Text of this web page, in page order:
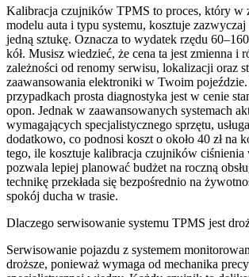
Kalibracja czujników TPMS to proces, który w
modelu auta i typu systemu, kosztuje zazwyczaj
jedną sztukę. Oznacza to wydatek rzędu
kół. Musisz wiedzieć, że cena ta jest zmienna i
zależności od renomy serwisu, lokalizacji oraz
zaawansowania elektroniki w Twoim
przypadkach prosta diagnostyka jest w cenie
opon. Jednak w zaawansowanych systemach
wymagających specjalistycznego sprzętu,
dodatkowo, co podnosi koszt o około 40 zł na
tego, ile kosztuje kalibracja czujników ciśnienia
pozwala lepiej planować budżet na roczną
technikę przekłada się bezpośrednio na
spokój ducha w trasie.
Dlaczego serwisowanie systemu TPMS jest
Serwisowanie pojazdu z systemem
droższe, ponieważ wymaga od mechanika